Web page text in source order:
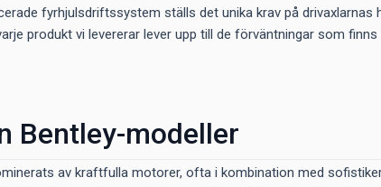
fyrhjulsdriftssystem ställs det unika krav på drivaxlarnas
produkt vi levererar lever upp till de förväntningar som
Bentley-modeller
av kraftfulla motorer, ofta i kombination med